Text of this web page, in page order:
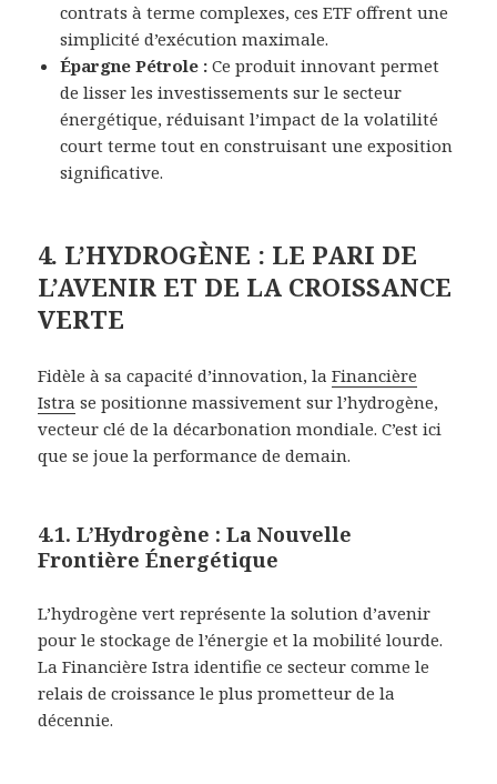
contrats à terme complexes, ces ETF offrent une
simplicité d’exécution maximale.
Épargne Pétrole : Ce produit innovant permet
de lisser les investissements sur le secteur
énergétique, réduisant l’impact de la volatilité
court terme tout en construisant une exposition
significative.
4. L’HYDROGÈNE : LE PARI DE
L’AVENIR ET DE LA CROISSANCE
VERTE
Fidèle à sa capacité d’innovation, laFinancière
Istra se positionne massivement sur l’hydrogène,
vecteur clé de la décarbonation mondiale. C’est ici
que se joue la performance de demain.
4.1. L’Hydrogène : La Nouvelle
Frontière Énergétique
L’hydrogène vert représente la solution d’avenir
pour le stockage de l’énergie et la mobilité lourde.
La Financière Istra identifie ce secteur comme le
relais de croissance le plus prometteur de la
décennie.